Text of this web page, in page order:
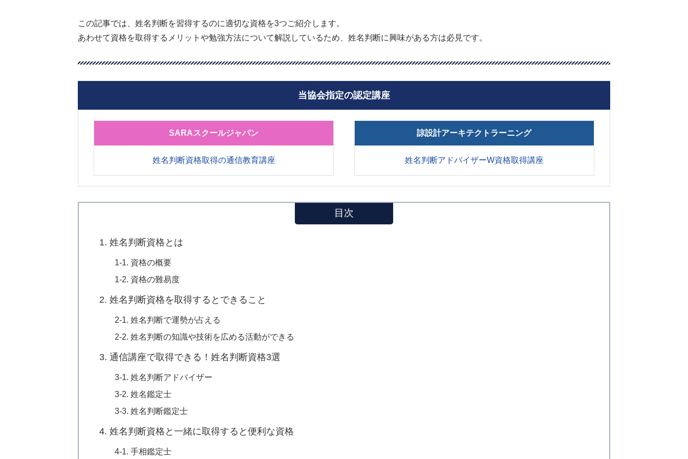
この記事では、姓名判断を習得するのに適切な資格を3つご紹介します。
あわせて資格を取得するメリットや勉強方法について解説しているため、姓名判断に興味がある方は必見です。
当協会指定の認定講座
SARAスクールジャパン
姓名判断資格取得の通信教育講座
諒設計アーキテクトラーニング
姓名判断アドバイザーW資格取得講座
目次
1. 姓名判断資格とは
1-1. 資格の概要
1-2. 資格の難易度
2. 姓名判断資格を取得するとできること
2-1. 姓名判断で運勢が占える
2-2. 姓名判断の知識や技術を広める活動ができる
3. 通信講座で取得できる！姓名判断資格3選
3-1. 姓名判断アドバイザー
3-2. 姓名鑑定士
3-3. 姓名判断鑑定士
4. 姓名判断資格と一緒に取得すると便利な資格
4-1. 手相鑑定士